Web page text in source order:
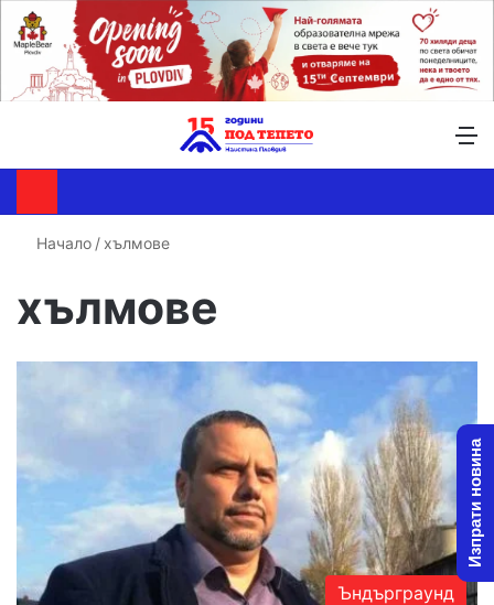
Начало / хълмове
хълмове
Ъндърграунд
Изпрати новина